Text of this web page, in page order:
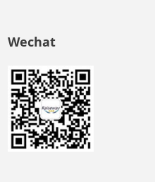
Wechat